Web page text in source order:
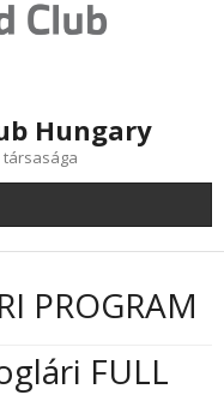
Hungary
társasága
PROGRAM
FULL